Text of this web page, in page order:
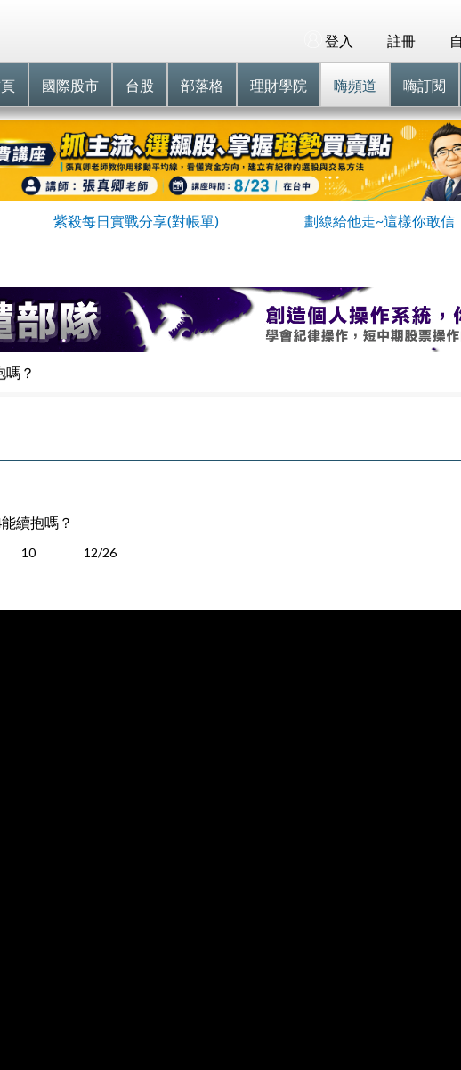
註冊
登入
國際股市 台股 部落格 理財學院 嗨頻道 嗨訂閱
紫殺每日實戰分享(對帳單) 劃線給他走~這樣你敢信
嗎？
續抱嗎？
10 12/26